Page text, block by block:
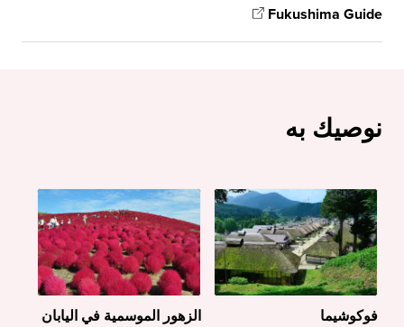
Fukushima Guide
نوصيك به
فوكوشيما
الزهور الموسمية في اليابان